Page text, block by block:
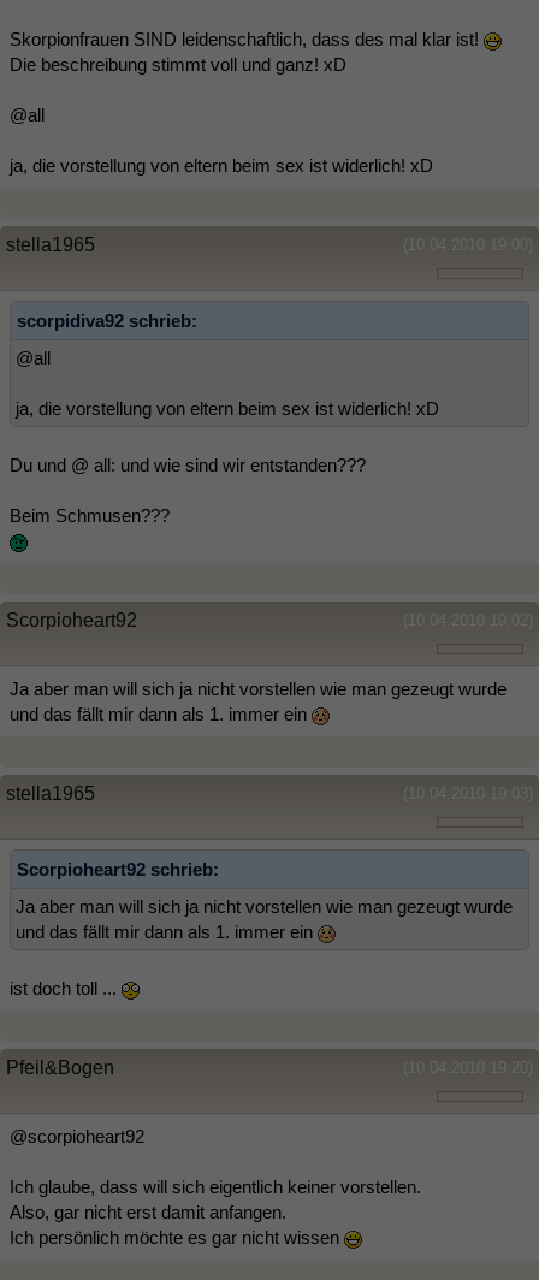
Skorpionfrauen SIND leidenschaftlich, dass des mal klar ist!
Die beschreibung stimmt voll und ganz! xD
@all
ja, die vorstellung von eltern beim sex ist widerlich! xD
(10.04.2010 19:00)
stella1965
scorpidiva92 schrieb:
@all
ja, die vorstellung von eltern beim sex ist widerlich! xD
Du und @ all: und wie sind wir entstanden???
Beim Schmusen???
(10.04.2010 19:02)
Scorpioheart92
Ja aber man will sich ja nicht vorstellen wie man gezeugt wurde
und das fällt mir dann als 1. immer ein
(10.04.2010 19:03)
stella1965
Scorpioheart92 schrieb:
Ja aber man will sich ja nicht vorstellen wie man gezeugt wurde
und das fällt mir dann als 1. immer ein
ist doch toll ...
(10.04.2010 19:20)
Pfeil&Bogen
@scorpioheart92
Ich glaube, dass will sich eigentlich keiner vorstellen.
Also, gar nicht erst damit anfangen.
Ich persönlich möchte es gar nicht wissen